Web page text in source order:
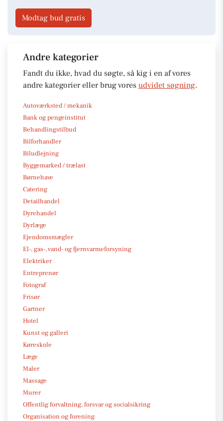
Modtag bud gratis
Andre kategorier
Fandt du ikke, hvad du søgte, så kig i en af vores
andre kategorier eller brug vores udvidet søgning.
Autoværksted / mekanik
Bank og pengeinstitut
Behandlingstilbud
Bilforhandler
Biludlejning
Byggemarked / trælast
Børnehave
Catering
Detailhandel
Dyrehandel
Dyrlæge
Ejendomsmægler
El-, gas-, vand- og fjernvarmeforsyning
Elektriker
Entreprenør
Fotograf
Frisør
Gartner
Hotel
Kunst og galleri
Køreskole
Læge
Maler
Massage
Murer
Offentlig forvaltning, forsvar og socialsikring
Organisation og forening